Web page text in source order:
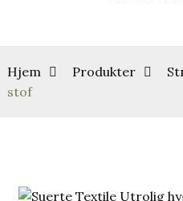
Hjem Produkter
stof